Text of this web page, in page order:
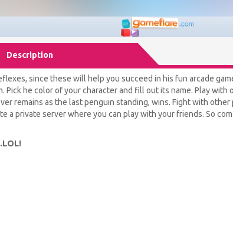
Description
since these will help you succeed in his fun arcade
Pick he color of your character and fill out its name. Play
remains as the last penguin standing, wins. Fight with
a private server where you can play with your friends. So